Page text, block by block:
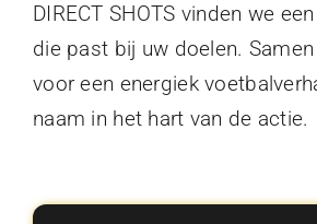
DIRECT SHOTS vinden we
die past bij uw doelen.
voor een energiek
naam in het hart van de actie.